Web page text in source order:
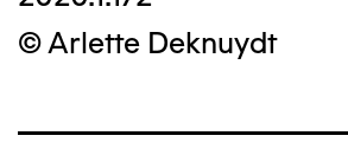
© Arlette Deknuydt